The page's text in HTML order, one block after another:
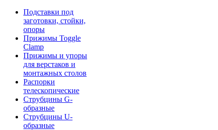
Подставки под
заготовки, стойки,
опоры
Прижимы Toggle
Clamp
Прижимы и упоры
для верстаков и
монтажных столов
Распорки
телескопические
Струбцины G-
образные
Струбцины U-
образные